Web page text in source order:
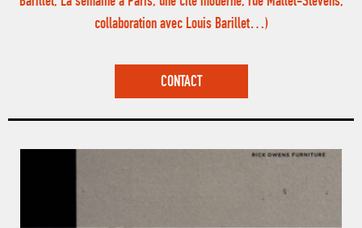
collaboration avec Louis Barillet…)
CONTACT